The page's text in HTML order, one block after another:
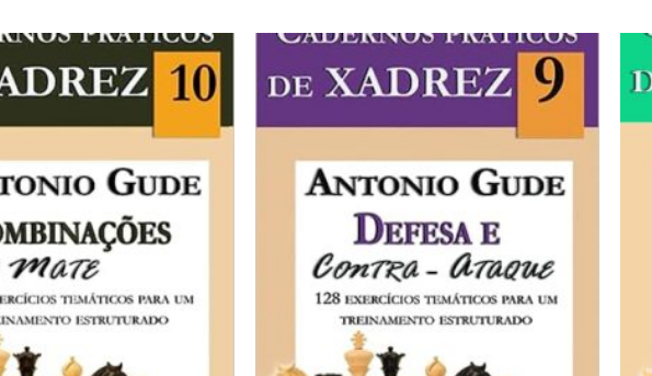
Adicionar
à lista de
Adicionar
à lista de